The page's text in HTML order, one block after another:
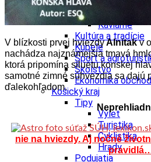
Gastro
Kaviarne
Kultúra a tradície
Kúpele
Šport a
Školstvo
Ekonomika
Košický kraj
Tipy
Výlet
Turistika
Cyklistika
Hrady
Podujatia
V blízkosti prvej hviezdyAlnitakv
nachádza najznámejšia tmavá
ktorá pripomína siluetu konskej
samotné zimné súhvezdia sa dajú
ďalekohľadom.
nie na hviezdy. Aj nočné